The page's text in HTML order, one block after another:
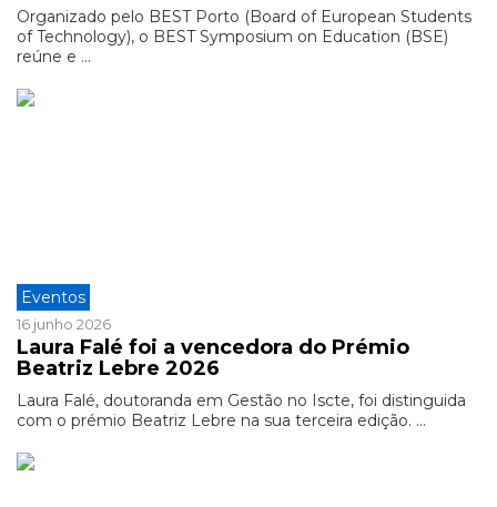
Organizado pelo BEST Porto (Board of European Students
of Technology), o BEST Symposium on Education (BSE)
reúne e ...
Eventos
16 junho 2026
Laura Falé foi a vencedora do Prémio
Beatriz Lebre 2026
Laura Falé, doutoranda em Gestão no Iscte, foi distinguida
com o prémio Beatriz Lebre na sua terceira edição. ...